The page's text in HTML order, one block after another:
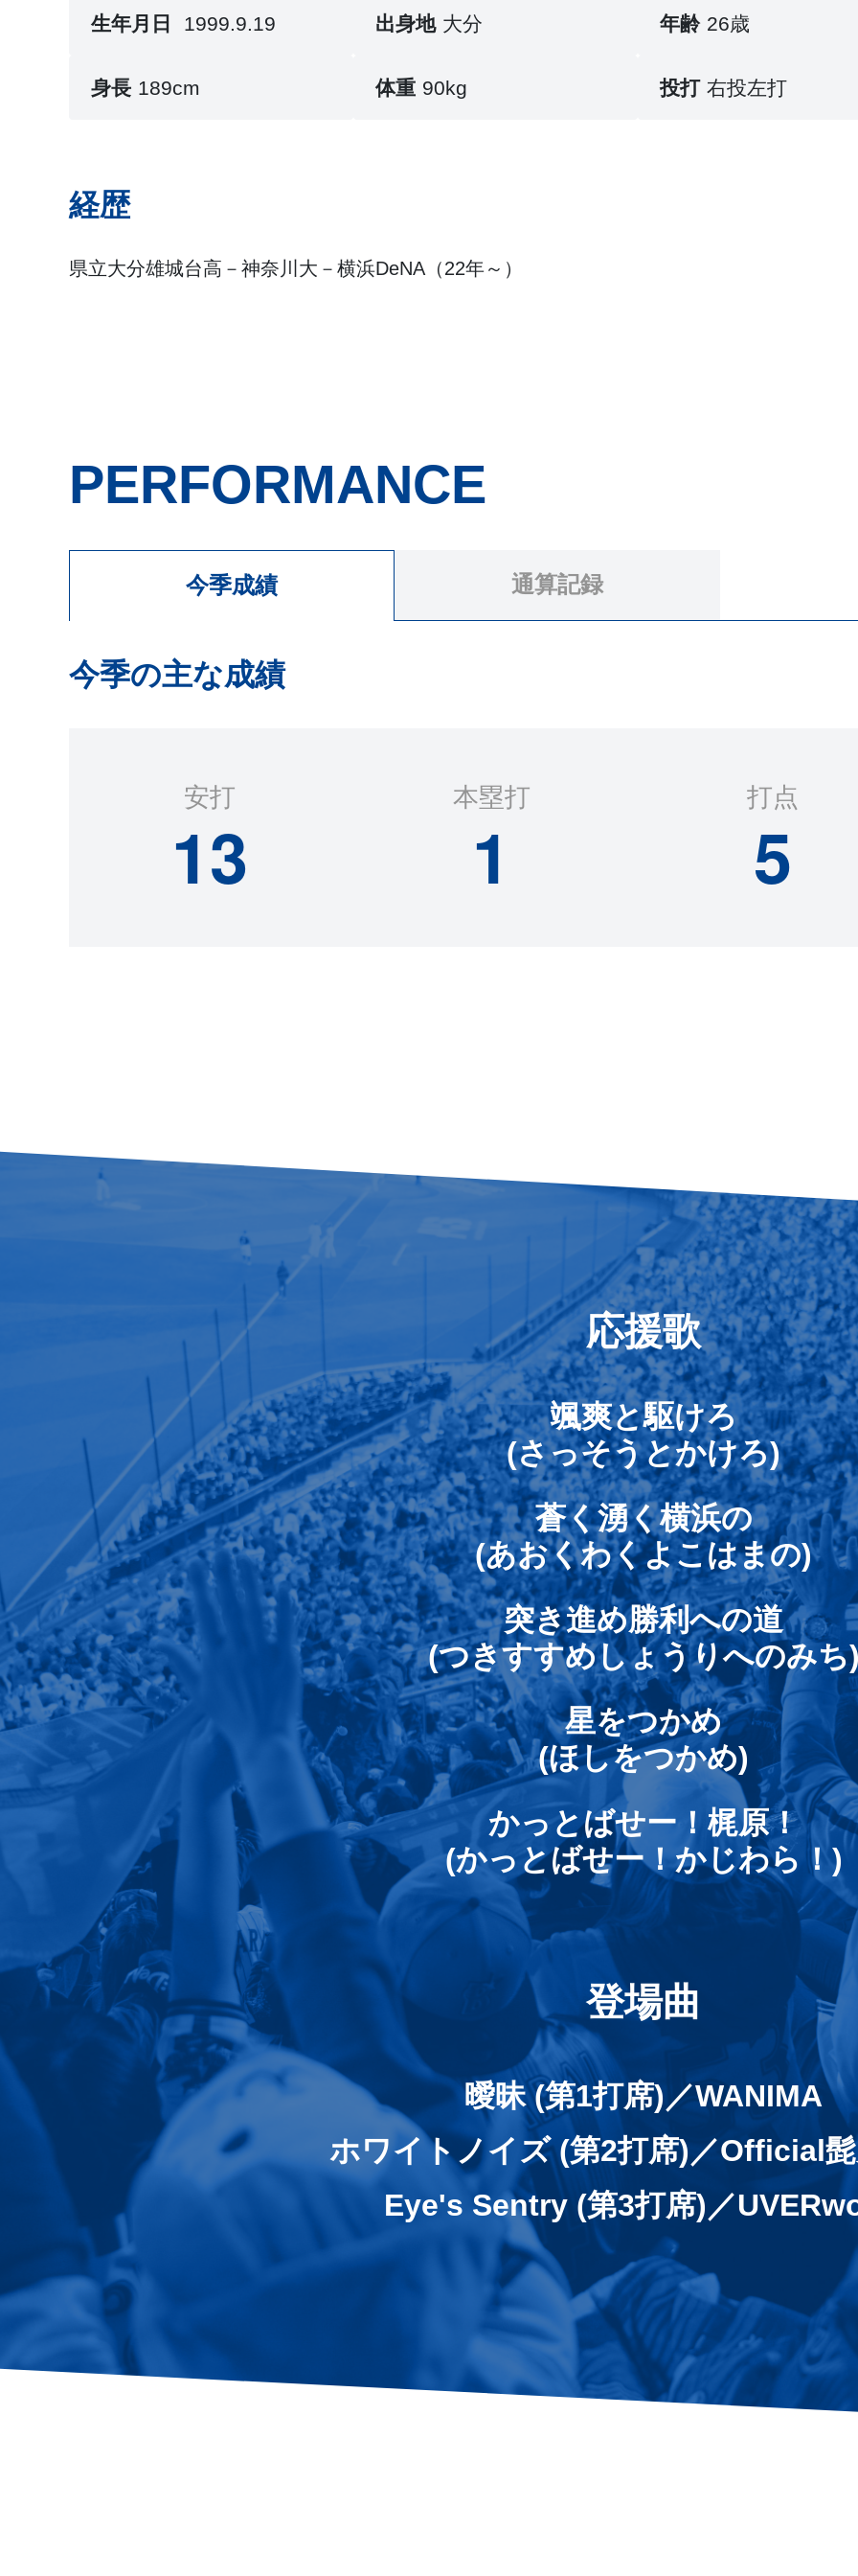
生年月日 1999.9.19 出身地 大分 年齢 26歳
身長 189cm 体重 90kg 投打 右投左打
経歴
県立大分雄城台高－神奈川大－横浜DeNA（22年～）
PERFORMANCE
今季成績 通算記録
今季の主な成績
安打
13
本塁打
1
打点
5
応援歌
颯爽と駆けろ
(さっそうとかけろ)
蒼く湧く横浜の
(あおくわくよこはまの)
突き進め勝利への道
(つきすすめしょうりへのみち
星をつかめ
(ほしをつかめ)
かっとばせー！梶原！
(かっとばせー！かじわら！)
登場曲
曖昧 (第1打席)／WANIMA
ホワイトノイズ (第2打席)／Official
Eye's Sentry (第3打席)／